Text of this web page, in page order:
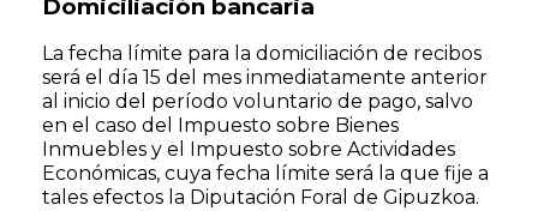
Domiciliación bancaria
La fecha límite para la domiciliación de recibos
será el día 15 del mes inmediatamente anterior
al inicio del período voluntario de pago, salvo
en el caso del Impuesto sobre Bienes
Inmuebles y el Impuesto sobre Actividades
Económicas, cuya fecha límite será la que fije a
tales efectos la Diputación Foral de Gipuzkoa.